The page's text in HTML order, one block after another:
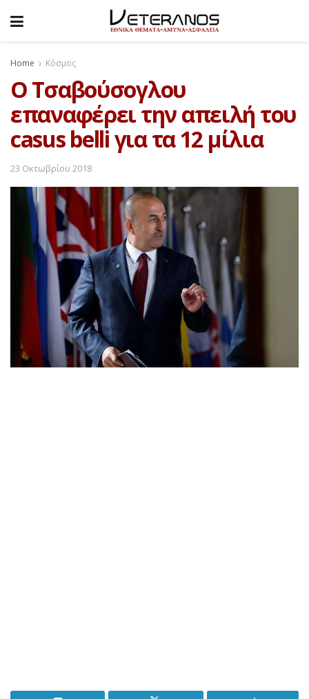
Home Κόσμος
Ο Τσαβούσογλου
επαναφέρει την απειλή του
casus belli για τα 12 μίλια
23 Οκτωβρίου 2018